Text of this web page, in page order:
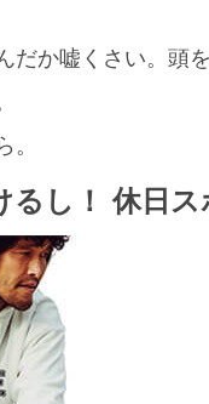
だか嘘くさい。頭
。
るし！ 休日